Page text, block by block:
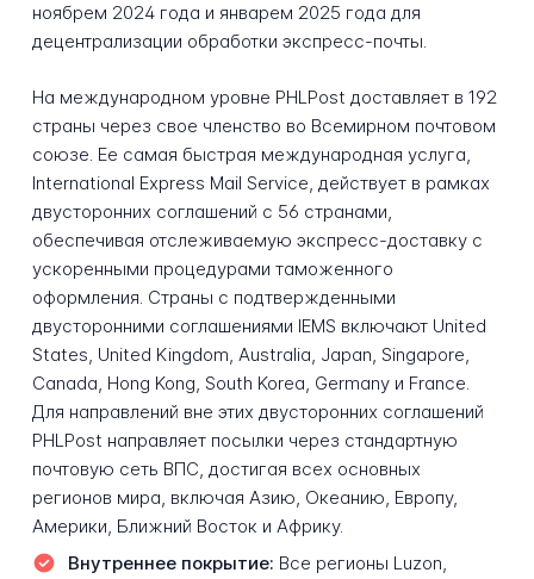
ноябрем 2024 года и январем 2025 года для
децентрализации обработки экспресс-почты.
На международном уровне PHLPost доставляет в 192
страны через свое членство во Всемирном почтовом
союзе. Ее самая быстрая международная услуга,
International Express Mail Service, действует в рамках
двусторонних соглашений с 56 странами,
обеспечивая отслеживаемую экспресс-доставку с
ускоренными процедурами таможенного
оформления. Страны с подтвержденными
двусторонними соглашениями IEMS включают United
States, United Kingdom, Australia, Japan, Singapore,
Canada, Hong Kong, South Korea, Germany и France.
Для направлений вне этих двусторонних соглашений
PHLPost направляет посылки через стандартную
почтовую сеть ВПС, достигая всех основных
регионов мира, включая Азию, Океанию, Европу,
Америки, Ближний Восток и Африку.
Внутреннее покрытие: Все регионы Luzon,